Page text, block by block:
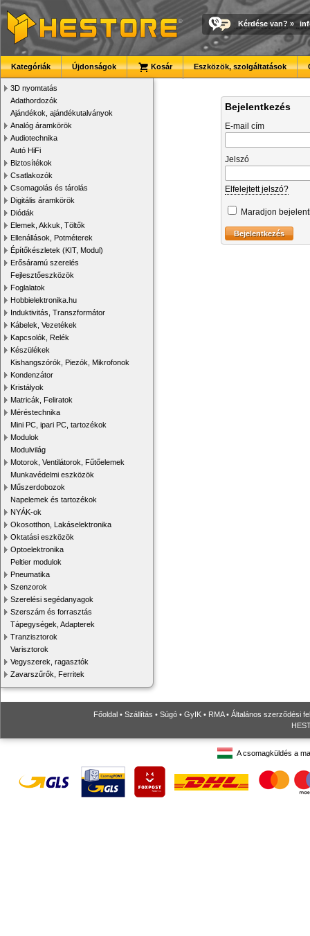
Kérdése van? »
Kategóriák Újdonságok Kosár Eszközök, szolgáltatások
3D nyomtatás
Adathordozók
Ajándékok, ajándékutalványok
Analóg áramkörök
Audiotechnika
Autó HiFi
Biztosítékok
Csatlakozók
Csomagolás és tárolás
Digitális áramkörök
Diódák
Elemek, Akkuk, Töltők
Ellenállások, Potméterek
Építőkészletek (KIT, Modul)
Erősáramú szerelés
Fejlesztőeszközök
Foglalatok
Hobbielektronika.hu
Induktivitás, Transzformátor
Kábelek, Vezetékek
Kapcsolók, Relék
Készülékek
Kishangszórók, Piezók, Mikrofonok
Kondenzátor
Kristályok
Matricák, Feliratok
Méréstechnika
Mini PC, ipari PC, tartozékok
Modulok
Modulvilág
Motorok, Ventilátorok, Fűtőelemek
Munkavédelmi eszközök
Műszerdobozok
Napelemek és tartozékok
NYÁK-ok
Okosotthon, Lakáselektronika
Oktatási eszközök
Optoelektronika
Peltier modulok
Pneumatika
Szenzorok
Szerelési segédanyagok
Szerszám és forrasztás
Tápegységek, Adapterek
Tranzisztorok
Varisztorok
Vegyszerek, ragasztók
Zavarszűrők, Ferritek
Bejelentkezés
E-mail cím
Jelszó
Elfelejtett jelszó?
Maradjon
Főoldal • Szállítás • Súgó • GyIK • RMA• Általános szerződési
A csomagküldés a